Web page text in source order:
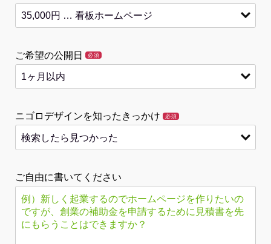
ご希望の公開日 必須
ニゴロデザインを知ったきっかけ 必須
ご自由に書いてください